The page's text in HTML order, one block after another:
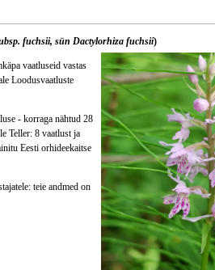
fuchsii, sün Dactylorhiza fuchsii)
vaatluseid vastas
Loodusvaatluste
- korraga nähtud 28
Teller: 8 vaatlust ja
Eesti orhideekaitse
teie andmed on